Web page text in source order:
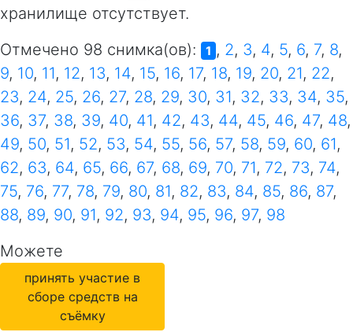
хранилище отсутствует.
Отмечено 98 снимка(ов):
1 , 2, 3, 4, 5, 6, 7, 8,
9, 10, 11, 12, 13, 14, 15, 16, 17, 18, 19, 20, 21, 22,
23, 24, 25, 26, 27, 28, 29, 30, 31, 32, 33, 34, 35,
36, 37, 38, 39, 40, 41, 42, 43, 44, 45, 46, 47, 48,
49, 50, 51, 52, 53, 54, 55, 56, 57, 58, 59, 60, 61,
62, 63, 64, 65, 66, 67, 68, 69, 70, 71, 72, 73, 74,
75, 76, 77, 78, 79, 80, 81, 82, 83, 84, 85, 86, 87,
88, 89, 90, 91, 92, 93, 94, 95, 96, 97, 98
Можете
принять участие в
сборе средств на
съёмку